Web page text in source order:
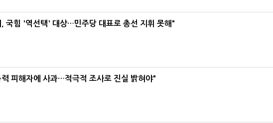
국힘 '역선택' 대상…민주당 대표로 총선 지휘 못해"
피해자에 사과…적극적 조사로 진실 밝혀야"